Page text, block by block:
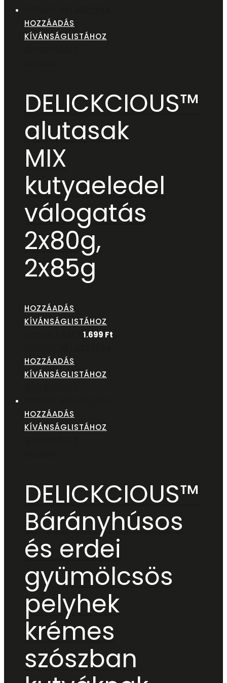
HOZZÁADÁS
KÍVÁNSÁGLISTÁHOZ
DELICKCIOUS™
alutasak
MIX
kutyaeledel
válogatás
2x80g,
2x85g
HOZZÁADÁS
KÍVÁNSÁGLISTÁHOZ
1.699 Ft
HOZZÁADÁS
KÍVÁNSÁGLISTÁHOZ
HOZZÁADÁS
KÍVÁNSÁGLISTÁHOZ
DELICKCIOUS™
Bárányhúsos
és erdei
gyümölcsös
pelyhek
krémes
szószban